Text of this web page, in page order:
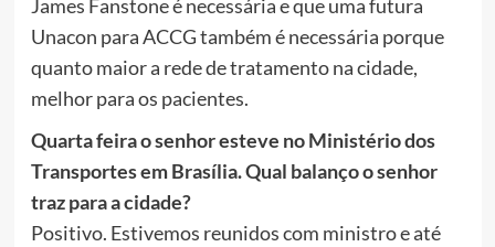
James Fanstone é necessária e que uma futura
Unacon para ACCG também é necessária porque
quanto maior a rede de tratamento na cidade,
melhor para os pacientes.
Quarta feira o senhor esteve no Ministério dos
Transportes em Brasília. Qual balanço o senhor
traz para a cidade?
Positivo. Estivemos reunidos com ministro e até